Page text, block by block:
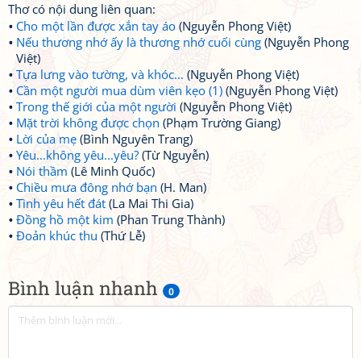
Bình luận nhanh 0
Thơ có nội dung liên quan:
Cho một lần được xắn tay áo (Nguyễn Phong Việt)
Nếu thương nhớ ấy là thương nhớ cuối cùng (Nguyễn Phong
Việt)
Tựa lưng vào tường, và khóc... (Nguyễn Phong Việt)
Cần một người mua dùm viên kẹo (1) (Nguyễn Phong Việt)
Trong thế giới của một người (Nguyễn Phong Việt)
Mặt trời không được chọn (Phạm Trường Giang)
Lời của mẹ (Bình Nguyên Trang)
Yêu...không yêu...yêu? (Từ Nguyễn)
Nói thầm (Lê Minh Quốc)
Chiều mưa đông nhớ bạn (H. Man)
Tình yêu hết đát (La Mai Thi Gia)
Đồng hồ một kim (Phan Trung Thành)
Đoản khúc thu (Thứ Lễ)